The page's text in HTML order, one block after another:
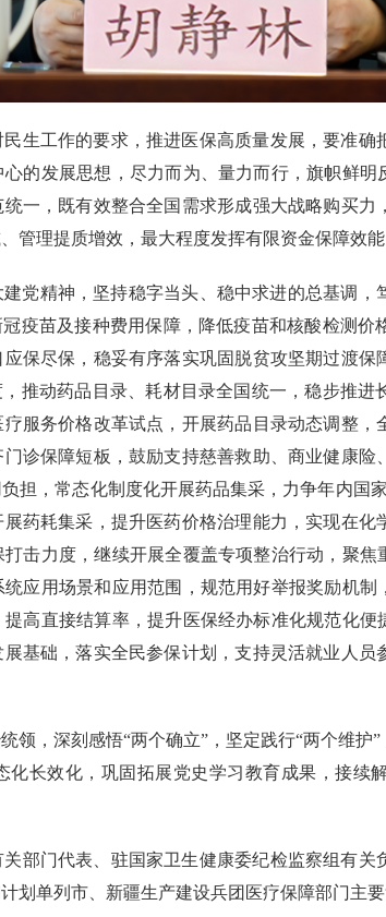
生工作的要求，推进医保高质量发展，要准
的发展思想，尽力而为、量力而行，旗帜鲜
一，既有效整合全国需求形成强大战略购买
管理提质增效，最大程度发挥有限资金保障效能
党精神，坚持稳字当头、稳中求进的总基调，
疫苗及接种费用保障，降低疫苗和核酸检测价
保尽保，稳妥有序落实巩固脱贫攻坚期过渡保
推动药品目录、耗材目录全国统一，稳步推进
服务价格改革试点，开展药品目录动态调整
诊保障短板，鼓励支持慈善救助、商业健康险
担，常态化制度化开展药品集采，力争年内国
药耗集采，提升医药价格治理能力，实现在
击力度，继续开展全覆盖专项整治行动，聚焦
应用场景和应用范围，规范用好举报奖励机制
高直接结算率，提升医保经办标准化规范化
基础，落实全民参保计划，支持灵活就业人
领，深刻感悟“两个确立”，坚定践行“两个维护
长效化，巩固拓展党史学习教育成果，接续
部门代表、驻国家卫生健康委纪检监察组有
划单列市、新疆生产建设兵团医疗保障部门主